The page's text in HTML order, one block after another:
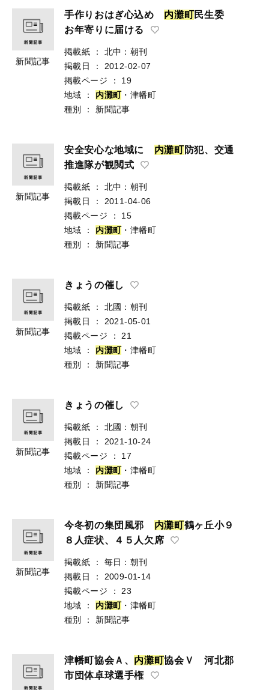
新聞記事
手作りおはぎ心込め 内灘町民生委
お年寄りに届ける
掲載紙 ：
北中：朝刊
掲載日
：
2012-02-07
掲載ページ
：
19
地域
： 内灘町・津幡町
種別
： 新聞記事
新聞記事
安全安心な地域に 内灘町防犯、交通
推進隊が観閲式
掲載紙 ：
北中：朝刊
掲載日
：
2011-04-06
掲載ページ
：
15
地域
： 内灘町・津幡町
種別
： 新聞記事
新聞記事
きょうの催し
掲載紙 ：
北國：朝刊
掲載日
：
2021-05-01
掲載ページ
：
21
地域
： 内灘町・津幡町
種別
： 新聞記事
新聞記事
きょうの催し
掲載紙 ：
北國：朝刊
掲載日
：
2021-10-24
掲載ページ
：
17
地域
： 内灘町・津幡町
種別
： 新聞記事
新聞記事
今冬初の集団風邪 内灘町鶴ヶ丘小９
８人症状、４５人欠席
掲載紙 ：
毎日：朝刊
掲載日
：
2009-01-14
掲載ページ
：
23
地域
： 内灘町・津幡町
種別
： 新聞記事
津幡町協会Ａ、 内灘町協会Ｖ 河北郡
市団体卓球選手権